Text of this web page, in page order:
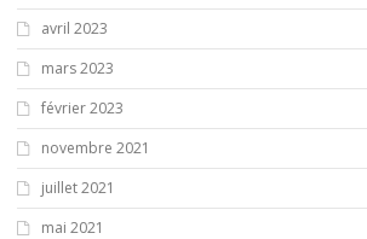
avril 2023
mars 2023
février 2023
novembre 2021
juillet 2021
mai 2021